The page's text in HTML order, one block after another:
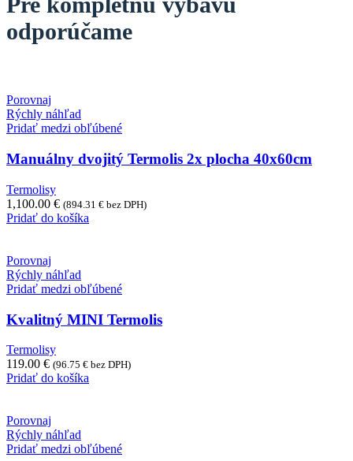
odporúčame
Porovnaj
Rýchly náhľad
Pridať medzi obľúbené
Manuálny dvojitý Termolis 2x plocha 40x60cm
Termolisy
1,100.00 € (894.31 € bez DPH)
Pridať do košíka
Porovnaj
Rýchly náhľad
Pridať medzi obľúbené
Kvalitný MINI Termolis
Termolisy
119.00 € (96.75 € bez DPH)
Pridať do košíka
Porovnaj
Rýchly náhľad
Pridať medzi obľúbené